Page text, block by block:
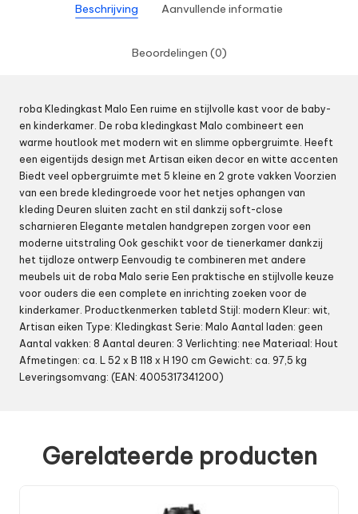
Beschrijving Aanvullende informatie
Beoordelingen (0)
roba Kledingkast Malo Een ruime en stijlvolle kast voor de baby-
en kinderkamer. De roba kledingkast Malo combineert een
warme houtlook met modern wit en slimme opbergruimte. Heeft
een eigentijds design met Artisan eiken decor en witte accenten
Biedt veel opbergruimte met 5 kleine en 2 grote vakken Voorzien
van een brede kledingroede voor het netjes ophangen van
kleding Deuren sluiten zacht en stil dankzij soft-close
scharnieren Elegante metalen handgrepen zorgen voor een
moderne uitstraling Ook geschikt voor de tienerkamer dankzij
het tijdloze ontwerp Eenvoudig te combineren met andere
meubels uit de roba Malo serie Een praktische en stijlvolle keuze
voor ouders die een complete en inrichting zoeken voor de
kinderkamer. Productkenmerken tabletd Stijl: modern Kleur: wit,
Artisan eiken Type: Kledingkast Serie: Malo Aantal laden: geen
Aantal vakken: 8 Aantal deuren: 3 Verlichting: nee Materiaal: Hout
Afmetingen: ca. L 52 x B 118 x H 190 cm Gewicht: ca. 97,5 kg
Leveringsomvang: (EAN: 4005317341200)
Gerelateerde producten